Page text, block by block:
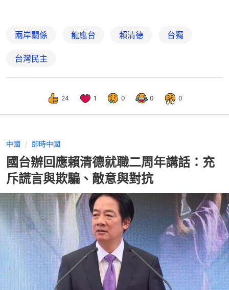
兩岸關係 龍應台 賴清德 台獨
台灣民主
24 1 0 0 0
中國 即時中國
國台辦回應賴清德就職二周年講話：充
斥謊言與欺騙、敵意與對抗